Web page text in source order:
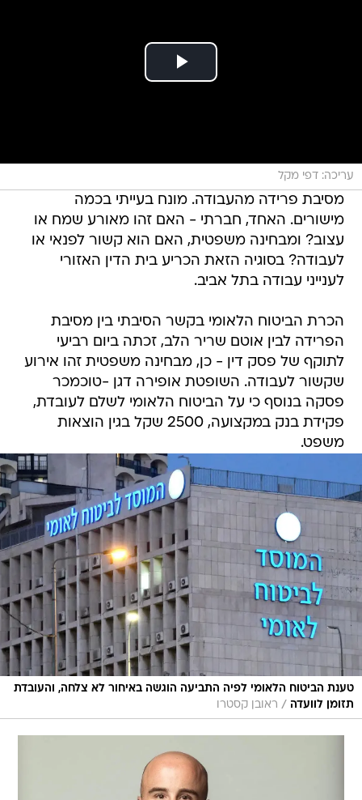
עריכה: דפי מקל
מסיבת פרידה מהעבודה. מונח בעייתי בכמה
מישורים. האחד, חברתי - האם זהו מאורע שמח או
עצוב? ומבחינה משפטית, האם הוא קשור לפנאי או
לעבודה? בסוגיה הזאת הכריע בית הדין האזורי
לענייני עבודה בתל אביב.
הכרת הביטוח הלאומי בקשר הסיבתי בין מסיבת
הפרידה לבין אוטם שריר הלב, זכתה ביום רביעי
לתוקף של פסק דין - כן, מבחינה משפטית זהו אירוע
שקשור לעבודה. השופטת אופירה דגן -טוכמכר
פסקה בנוסף כי על הביטוח הלאומי לשלם לעובדת,
פקידת בנק במקצועה, 2500 שקל בגין הוצאות
משפט.
טענת הביטוח הלאומי לפיה התביעה הוגשה באיחור לא צלחה, והעובדת
תזומן לוועדה / ראובן קסטרו